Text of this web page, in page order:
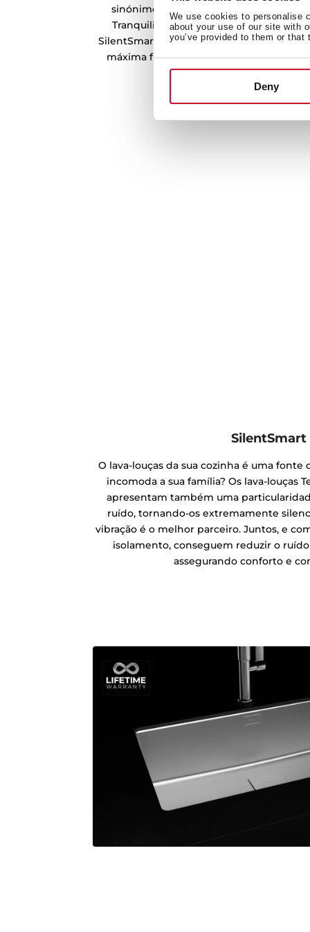
We use cookies to personalise
about your use of our site with
you’ve provided to them or that
Deny
sinónimo de produção ecologicamente
Tranquilidade oferecida pela garantia
SilentSmart. Além disso, os lava-louças
máxima flexibilidade de instalação: Sob
SilentSmart
O lava-louças da sua cozinha é uma fonte
incomoda a sua família? Os lava-louças
apresentam também uma
ruído, tornando-os extremamente
vibração é o melhor parceiro. Juntos, e
isolamento, conseguem reduzir o ruído
assegurando conforto e